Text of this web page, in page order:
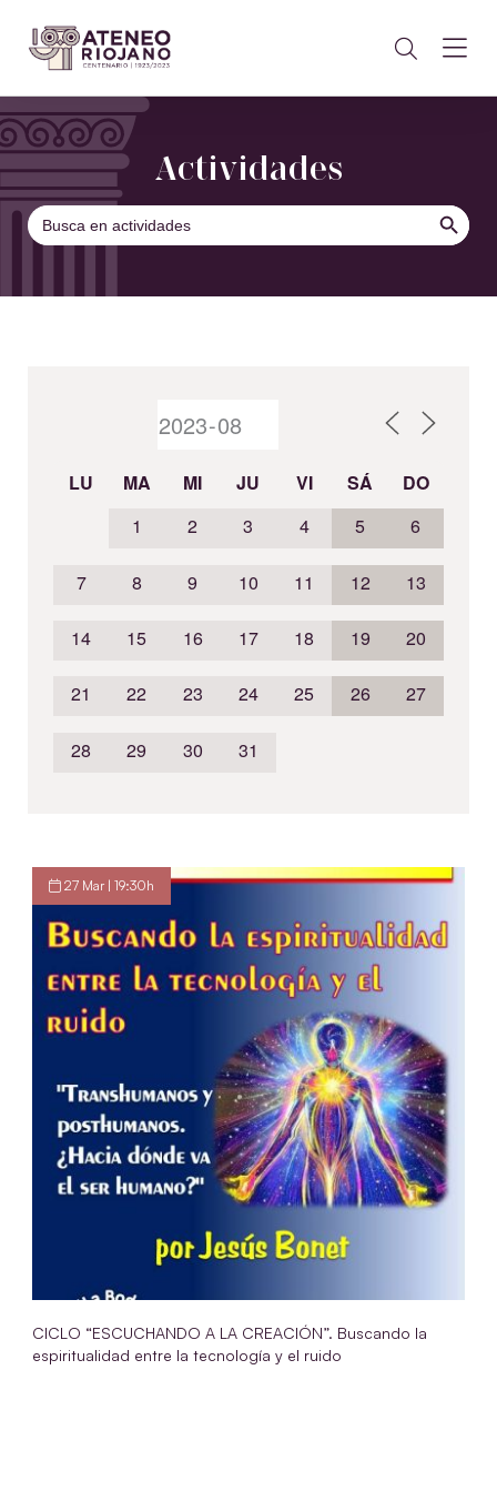
Actividades
Buscar: BOTÓN DE
LU MA MI JU VI SÁ
DO
1
2 3 4 5 6
7 8 9 10 11 12 13
14 15 16 17 18 19 20
21 22 23 24 25 26 27
28 29 30 31
27 Mar | 19:30h
CICLO “ESCUCHANDO A LA CREACIÓN”. Buscando la
espiritualidad entre la tecnología y el ruido